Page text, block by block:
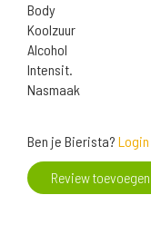
Body
Koolzuur
Alcohol
Intensit.
Nasmaak
Ben je Bierista? Login
Review toevoegen